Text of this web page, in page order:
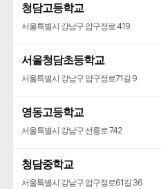
청담고등학교
서울특별시 강남구 압구정로 419
서울청담초등학교
서울특별시 강남구 압구정로71길 9
영동고등학교
서울특별시 강남구 선릉로 742
청담중학교
서울특별시 강남구 압구정로61길 36